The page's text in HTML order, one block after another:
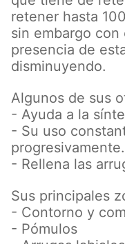
retener hasta
sin embargo con
presencia de
disminuyendo.
Algunos de sus
- Ayuda a la
- Su uso
progresivamente.
- Rellena las
Sus principales
- Contorno y
- Pómulos